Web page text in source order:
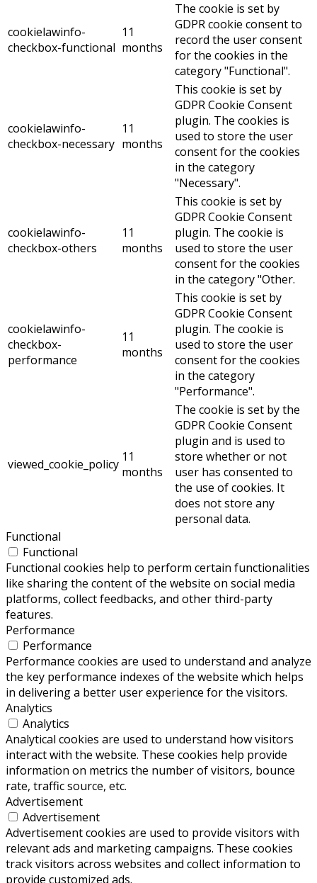
cookielawinfo-
checkbox-functional
11
months
The cookie is set by
GDPR cookie consent to
record the user consent
for the cookies in the
category "Functional".
cookielawinfo-
checkbox-necessary
11
months
This cookie is set by
GDPR Cookie Consent
plugin. The cookies is
used to store the user
consent for the cookies
in the category
"Necessary".
cookielawinfo-
checkbox-others
11
months
This cookie is set by
GDPR Cookie Consent
plugin. The cookie is
used to store the user
consent for the cookies
in the category "Other.
cookielawinfo-
checkbox-
performance
11
months
This cookie is set by
GDPR Cookie Consent
plugin. The cookie is
used to store the user
consent for the cookies
in the category
"Performance".
viewed_cookie_policy 11
months
The cookie is set by the
GDPR Cookie Consent
plugin and is used to
store whether or not
user has consented to
the use of cookies. It
does not store any
personal data.
Functional
Functional
Functional cookies help to perform certain functionalities
like sharing the content of the website on social media
platforms, collect feedbacks, and other third-party
features.
Performance
Performance
Performance cookies are used to understand and analyze
the key performance indexes of the website which helps
in delivering a better user experience for the visitors.
Analytics
Analytics
Analytical cookies are used to understand how visitors
interact with the website. These cookies help provide
information on metrics the number of visitors, bounce
rate, traffic source, etc.
Advertisement
Advertisement
Advertisement cookies are used to provide visitors with
relevant ads and marketing campaigns. These cookies
track visitors across websites and collect information to
provide customized ads.